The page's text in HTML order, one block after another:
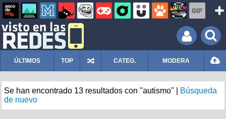
ÚLTIMOS TOP CATEG. MODERA
Se han encontrado 13 resultados con "autismo" |
Búsqueda
de nuevo